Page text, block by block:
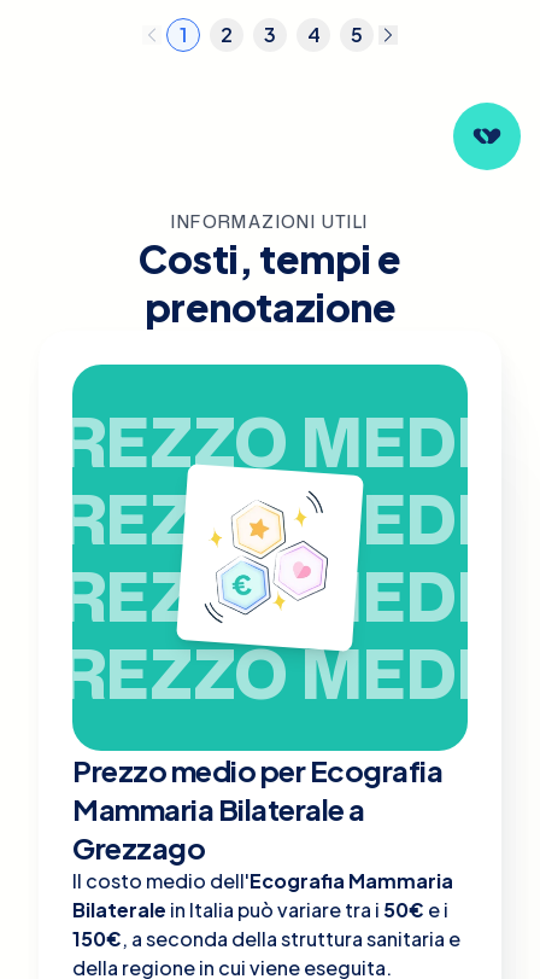
1 2 3 4 5
INFORMAZIONI UTILI
Costi, tempi e
prenotazione
PREZZO MEDIO
PREZZO MEDIO
PREZZO MEDIO
PREZZO MEDIO
Prezzo medio per Ecografia
Mammaria Bilaterale a
Grezzago
Il costo medio dell'Ecografia Mammaria
Bilaterale in Italia può variare tra i 50€ e i
150€, a seconda della struttura sanitaria e
della regione in cui viene eseguita.